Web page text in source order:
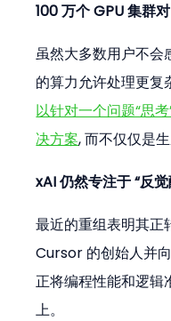
100 万个 GPU 集群
虽然大多数用户不会
的算力允许处理更复
以针对一个问题“思
决方案, 而不仅仅是
xAI 仍然专注于 “反
最近的重组表明其正
Cursor 的创始人并
正将编程性能和逻辑
上。